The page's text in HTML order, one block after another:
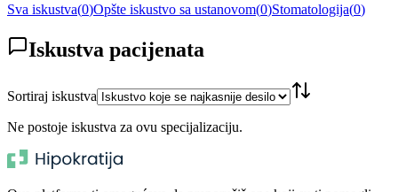
Sva iskustva(0)Opšte iskustvo sa ustanovom(0)Stomatologija(0)
Iskustva pacijenata
Sortiraj iskustva
Ne postoje iskustva za ovu specijalizaciju.